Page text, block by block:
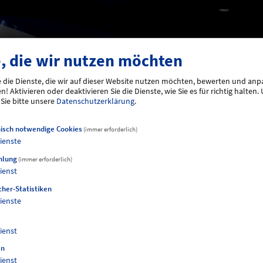
Steakhouse
Grillküche in einzigartigem Ambiente. Der
zu einem besonderen Event. Wählen Sie Ihr
der Zubereitung auf dem Grill zu.
wurde das Steakhouse im Mai 2016 eröffnet und
Gastronomiekonzept setzt auf eine digitale
Der Gast kann zwischen den verschiedensten
Beilagen sein Grillgericht zusammenstellen.
die wir nutzen möchten
die Dienste, die wir auf dieser Website nutzen möchten, bewerten und
Aktivieren oder deaktivieren Sie die Dienste, wie Sie es für richtig halten.
bitte unsere Datenschutzerklärung.
notwendige Cookies (immer erforderlich)
(immer erforderlich)
Statistiken